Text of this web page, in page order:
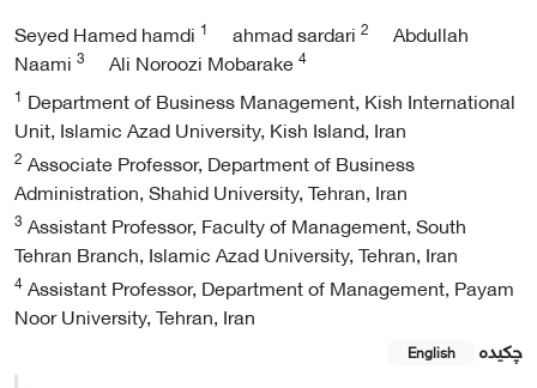
Seyed Hamed hamdi 1 ahmad sardari 2
Abdullah
Naami 3 Ali Noroozi Mobarake4
1 Department of Business Management, Kish International
Unit, Islamic Azad University, Kish Island, Iran
2 Associate Professor, Department of Business
Administration, Shahid University, Tehran, Iran
3 Assistant Professor, Faculty of Management, South
Tehran Branch, Islamic Azad University, Tehran, Iran
4Assistant Professor, Department of Management, Payam
Noor University, Tehran, Iran
چکیده
English